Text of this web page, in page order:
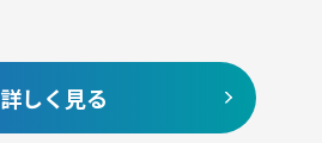
詳しく見る